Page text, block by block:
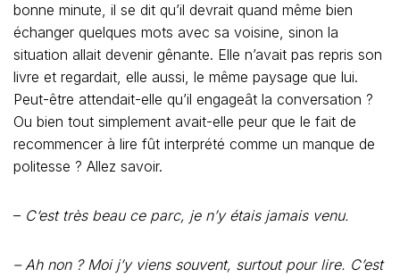
bonne minute, il se dit qu’il devrait quand même bien
échanger quelques mots avec sa voisine, sinon la
situation allait devenir gênante. Elle n’avait pas repris son
livre et regardait, elle aussi, le même paysage que lui.
Peut-être attendait-elle qu’il engageât la conversation ?
Ou bien tout simplement avait-elle peur que le fait de
recommencer à lire fût interprété comme un manque de
politesse ? Allez savoir.
– C‘est très beau ce parc, je n’y étais jamais venu.
– Ah non ? Moi j’y viens souvent, surtout pour lire. C’est